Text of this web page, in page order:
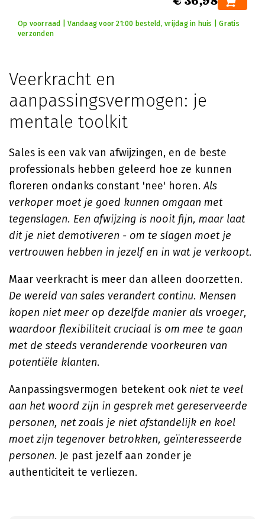
Op voorraad | Vandaag voor 21:00 besteld, vrijdag in huis | Gratis
verzonden
Veerkracht en
aanpassingsvermogen: je
mentale toolkit
Sales is een vak van afwijzingen, en de beste
professionals hebben geleerd hoe ze kunnen
floreren ondanks constant 'nee' horen.Als
verkoper moet je goed kunnen omgaan met
tegenslagen. Een afwijzing is nooit fijn, maar laat
dit je niet demotiveren - om te slagen moet je
vertrouwen hebben in jezelf en in wat je verkoopt.
Maar veerkracht is meer dan alleen doorzetten.
De wereld van sales verandert continu. Mensen
kopen niet meer op dezelfde manier als vroeger,
waardoor flexibiliteit cruciaal is om mee te gaan
met de steeds veranderende voorkeuren van
potentiële klanten.
Aanpassingsvermogen betekent ook niet te veel
aan het woord zijn in gesprek met gereserveerde
personen, net zoals je niet afstandelijk en koel
moet zijn tegenover betrokken, geïnteresseerde
personen. Je past jezelf aan zonder je
authenticiteit te verliezen.